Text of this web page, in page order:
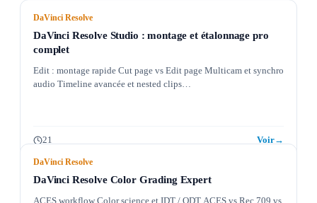
DaVinci Resolve
DaVinci Resolve Studio : montage et étalonnage pro
complet
Edit : montage rapide Cut page vs Edit page Multicam et synchro
audio Timeline avancée et nested clips…
21 Voir→
DaVinci Resolve
DaVinci Resolve Color Grading Expert
ACES workflow Color science et IDT / ODT ACES vs Rec.709 vs